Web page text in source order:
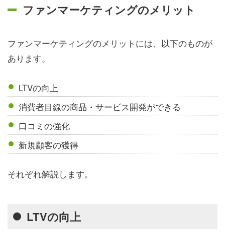
ファンマーケティングのメリット
ファンマーケティングのメリットには、以下のものが
あります。
LTVの向上
消費者目線の商品・サービス開発ができる
口コミの強化
新規顧客の獲得
それぞれ解説します。
LTVの向上